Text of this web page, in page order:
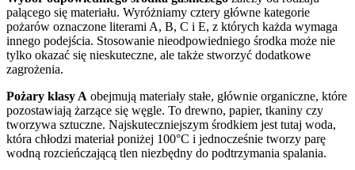
palącego się materiału. Wyróżniamy cztery główne kategorie
pożarów oznaczone literami A, B, C i E, z których każda wymaga
innego podejścia. Stosowanie nieodpowiedniego środka może nie
tylko okazać się nieskuteczne, ale także stworzyć dodatkowe
zagrożenia.
Pożary klasy A obejmują materiały stałe, głównie organiczne, które
pozostawiają żarzące się węgle. To drewno, papier, tkaniny czy
tworzywa sztuczne. Najskuteczniejszym środkiem jest tutaj woda,
która chłodzi materiał poniżej 100°C i jednocześnie tworzy parę
wodną rozcieńczającą tlen niezbędny do podtrzymania spalania.